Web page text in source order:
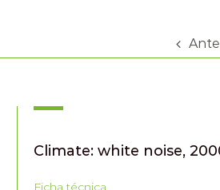
Climate: white noise,
Ficha técnica